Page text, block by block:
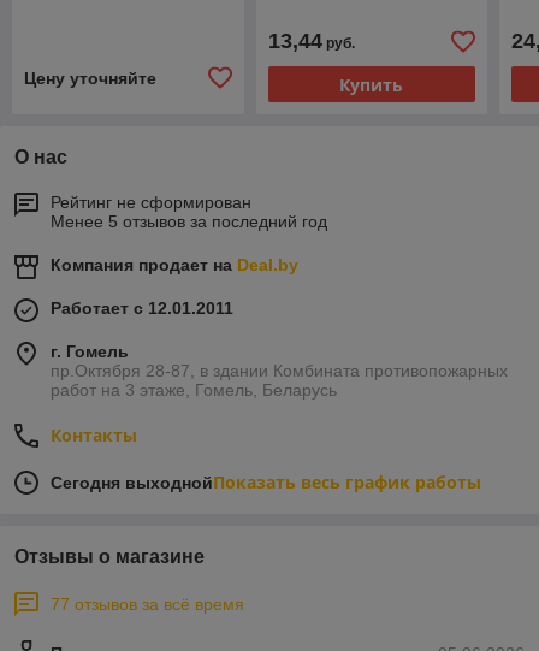
Цену уточняйте
13,44руб.
Купить
О нас
Рейтинг не сформирован
Менее 5 отзывов за последний год
Компания продает на Deal.by
Работает с 12.01.2011
г. Гомель
пр.Октября 28-87, в здании Комбината противопожарных
работ на 3 этаже, Гомель, Беларусь
Контакты
Сегодня выходнойПоказать весь график работы
Отзывы о магазине
77 отзывов за всё время